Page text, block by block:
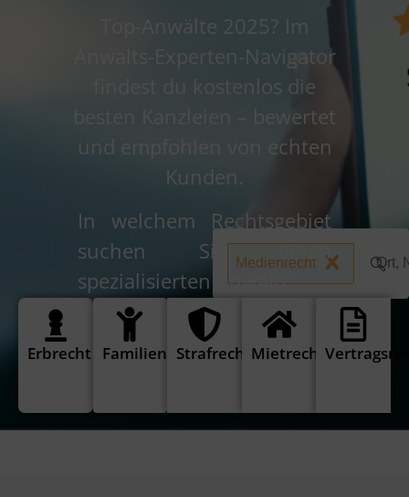
Top-Anwälte 2025? Im
Anwalts-Experten-Navigator
findest du kostenlos die
besten Kanzleien – bewertet
und empfohlen von echten
Kunden.
Medienrecht
In welchem Rechtsgebiet
suchen Sie einen
spezialisierten Anwalt?
Erbrecht FamilienrechtStrafrecht Mietrecht